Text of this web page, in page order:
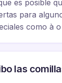
es posible
para
como à
las